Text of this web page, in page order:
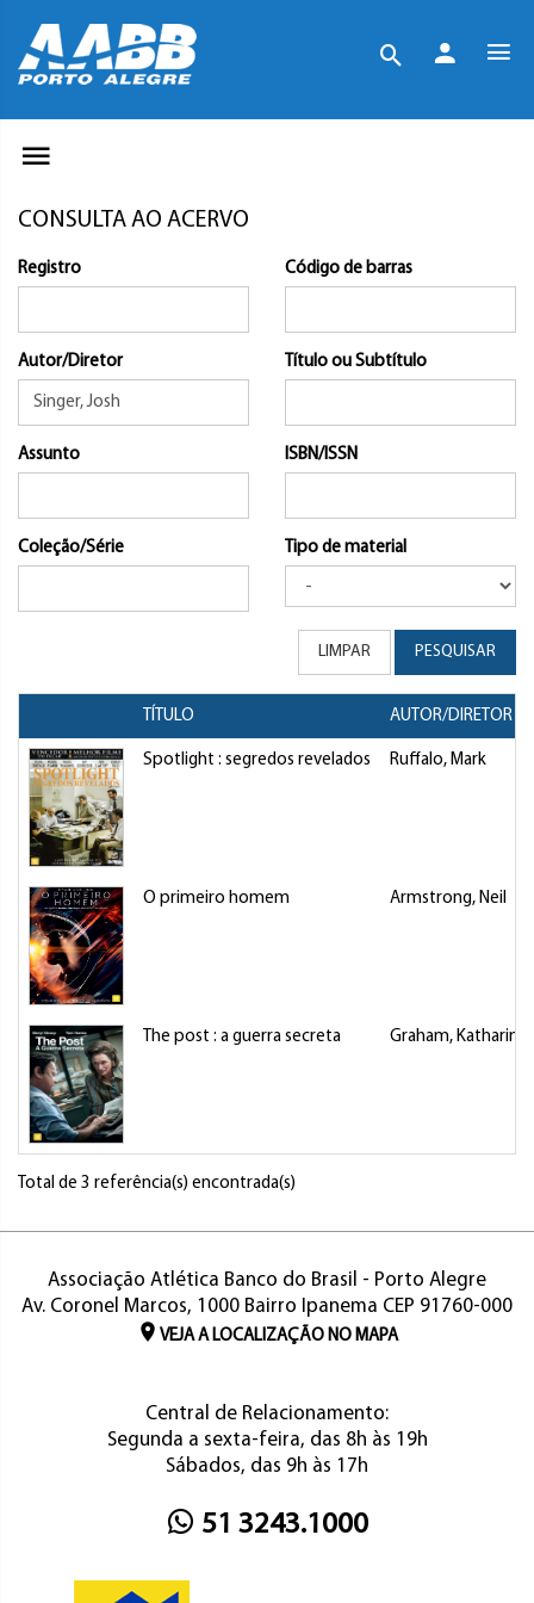
CONSULTA AO ACERVO
Registro Código de barras
Autor/Diretor Título ou Subtítulo
Assunto ISBN/ISSN
Coleção/Série Tipo de material
LIMPAR PESQUISAR
TÍTULO AUTOR/DIRETOR
Spotlight : segredos revelados Ruffalo, Mark
O primeiro homem Armstrong, Neil
The post : a guerra secreta Graham, Katharine
Total de 3 referência(s) encontrada(s)
Associação Atlética Banco do Brasil - Porto Alegre
Av. Coronel Marcos, 1000 Bairro Ipanema CEP 91760-000
VEJA A LOCALIZAÇÃO NO MAPA
Central de Relacionamento:
Segunda a sexta-feira, das 8h às 19h
Sábados, das 9h às 17h
51 3243.1000